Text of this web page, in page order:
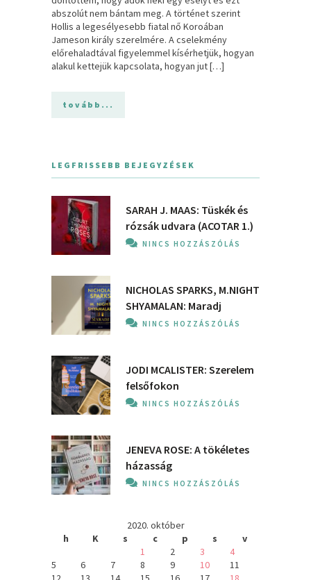
abszolút nem bántam meg. A történet szerint
Hollis a legesélyesebb fiatal nő Koroában
Jameson király szerelmére. A cselekmény
előrehaladtával figyelemmel kísérhetjük, hogyan
alakul kettejük kapcsolata, hogyan jut […]
tovább...
LEGFRISSEBB BEJEGYZÉSEK
SARAH J. MAAS: Tüskék és
rózsák udvara (ACOTAR 1.)
NINCS HOZZÁSZÓLÁS
NICHOLAS SPARKS, M.NIGHT
SHYAMALAN: Maradj
NINCS HOZZÁSZÓLÁS
JODI MCALISTER: Szerelem
felsőfokon
NINCS HOZZÁSZÓLÁS
JENEVA ROSE: A ​tökéletes
házasság
NINCS HOZZÁSZÓLÁS
2020. október
h
K s c p s
v
1
2 3
4
5
6 7 8 9 10
11